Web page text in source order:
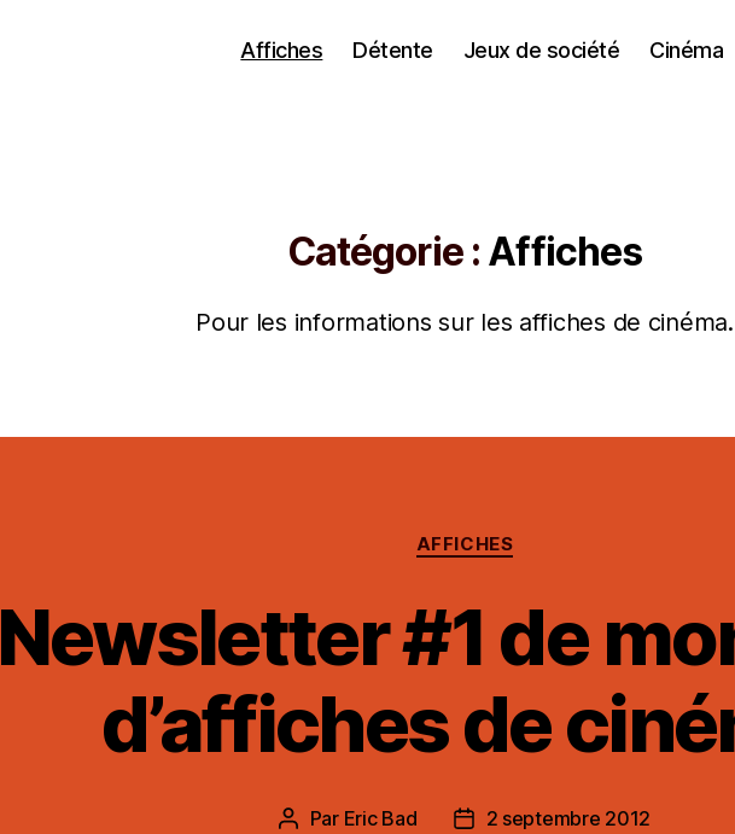
Affiches Détente Jeux de société Cinéma
Catégorie : Affiches
Pour les informations sur les affiches de cinéma.
Catégories
AFFICHES
Newsletter #1 de
d’affiches de
Auteur
Par Eric Bad
Date2 septembre 2012